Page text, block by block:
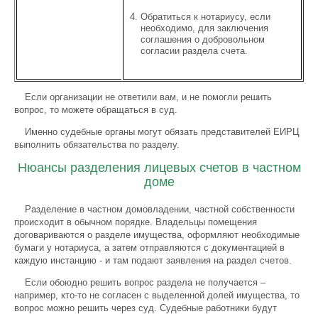
Обратиться к нотариусу, если
необходимо, для заключения
соглашения о добровольном
согласии раздела счета.
Если организации не ответили вам, и не помогли решить
вопрос, то можете обращаться в суд.
Именно судебные органы могут обязать представителей ЕИРЦ
выполнить обязательства по разделу.
Нюансы разделения лицевых счетов в частном
доме
Разделение в частном домовладении, частной собственности
происходит в обычном порядке. Владельцы помещения
договариваются о разделе имущества, оформляют необходимые
бумаги у нотариуса, а затем отправляются с документацией в
каждую инстанцию - и там подают заявления на раздел счетов.
Если обоюдно решить вопрос раздела не получается –
например, кто-то не согласен с выделенной долей имущества, то
вопрос можно решить через суд. Судебные работники будут